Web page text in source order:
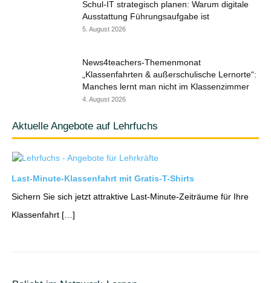
Schul-IT strategisch planen: Warum digitale
Ausstattung Führungsaufgabe ist
5. August 2026
News4teachers-Themenmonat
„Klassenfahrten & außerschulische Lernorte“:
Manches lernt man nicht im Klassenzimmer
4. August 2026
Aktuelle Angebote auf Lehrfuchs
Last-Minute-Klassenfahrt mit Gratis-T-Shirts
Sichern Sie sich jetzt attraktive Last-Minute-Zeiträume für Ihre
Klassenfahrt […]